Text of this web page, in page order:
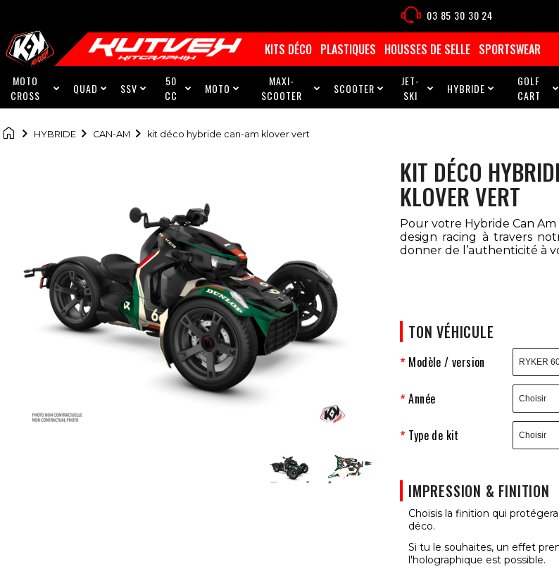
03 85 30 30 24
KITS DÉCO PLASTIQUES HOUSSES DE SELLE SPORTSWEAR
MOTO
CROSS
 QUAD  SSV 
50
CC
 MOTO 
MAXI-
SCOOTER
 SCOOTER 
JET-
SKI
 HYBRIDE 
GOLF
CART

 HYBRIDE CAN-AM kit déco hybride can-am klover vert
KIT DÉCO
KLOVER VERT
Pour votre Hybride Can
design racing à travers
donner de l’authenticité à
TON VÉHICULE
Modèle / version
Année
Type de kit
IMPRESSION & FINITION
Choisis la finition qui
déco.
Si tu le souhaites, un effet
l'holographique est possible.